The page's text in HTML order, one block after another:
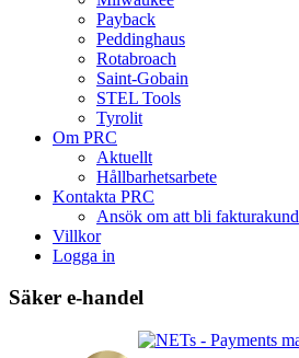
Payback
Peddinghaus
Rotabroach
Saint-Gobain
STEL Tools
Tyrolit
Om PRC
Aktuellt
Hållbarhetsarbete
Kontakta PRC
Ansök om att bli fakturakund
Villkor
Logga in
Säker e-handel